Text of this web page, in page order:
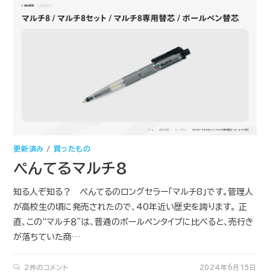
更新済み / 買ったもの
ぺんてるマルチ8
知る人ぞ知る？ ぺんてるのロングセラー「マルチ8」です。管理人
が高校生の頃に発売されたので、40年近い歴史を誇ります。 正
直、この“マルチ８”は、普通のボールペンタイプに比べると、売行き
が落ちていた商…
2件のコメント 2024年6月15日